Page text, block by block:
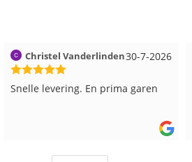
23-7-2026
Magnolia Ranch
Snelle levering en een keurig